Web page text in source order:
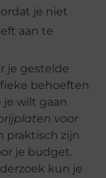
je niet
aan te
je gestelde
behoeften
wilt gaan
voor
praktisch zijn
je budget.
kun je